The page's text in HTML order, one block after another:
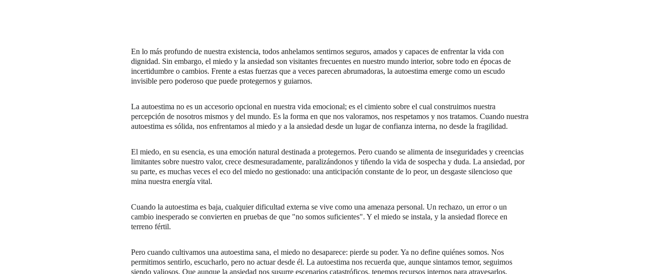
En lo más profundo de nuestra existencia, todos anhelamos sentirnos seguros, amados y capaces de enfrentar la vida con
dignidad. Sin embargo, el miedo y la ansiedad son visitantes frecuentes en nuestro mundo interior, sobre todo en épocas de
incertidumbre o cambios. Frente a estas fuerzas que a veces parecen abrumadoras, la autoestima emerge como un escudo
invisible pero poderoso que puede protegernos y guiarnos.
La autoestima no es un accesorio opcional en nuestra vida emocional; es el cimiento sobre el cual construimos nuestra
percepción de nosotros mismos y del mundo. Es la forma en que nos valoramos, nos respetamos y nos tratamos. Cuando nuestra
autoestima es sólida, nos enfrentamos al miedo y a la ansiedad desde un lugar de confianza interna, no desde la fragilidad.
El miedo, en su esencia, es una emoción natural destinada a protegernos. Pero cuando se alimenta de inseguridades y creencias
limitantes sobre nuestro valor, crece desmesuradamente, paralizándonos y tiñendo la vida de sospecha y duda. La ansiedad, por
su parte, es muchas veces el eco del miedo no gestionado: una anticipación constante de lo peor, un desgaste silencioso que
mina nuestra energía vital.
Cuando la autoestima es baja, cualquier dificultad externa se vive como una amenaza personal. Un rechazo, un error o un
cambio inesperado se convierten en pruebas de que "no somos suficientes". Y el miedo se instala, y la ansiedad florece en
terreno fértil.
Pero cuando cultivamos una autoestima sana, el miedo no desaparece: pierde su poder. Ya no define quiénes somos. Nos
permitimos sentirlo, escucharlo, pero no actuar desde él. La autoestima nos recuerda que, aunque sintamos temor, seguimos
siendo valiosos. Que aunque la ansiedad nos susurre escenarios catastróficos, tenemos recursos internos para atravesarlos.